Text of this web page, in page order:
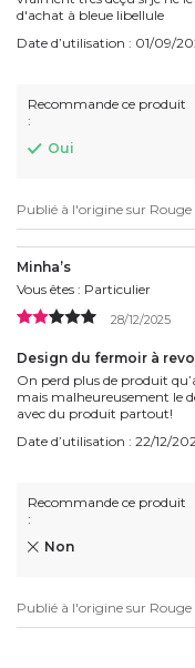
d'achat à bleue libellule
Date d’utilisation : 01/09/
Recommande ce produit
:
Oui
Publié à l'origine sur
Minha’s
Vous êtes : Particulier
28/12/2025
Design du fermoir à
On perd plus de produit
mais malheureusement le
avec du produit partout!
Date d’utilisation : 22/12/
Recommande ce produit
:
Non
Publié à l'origine sur Rouge